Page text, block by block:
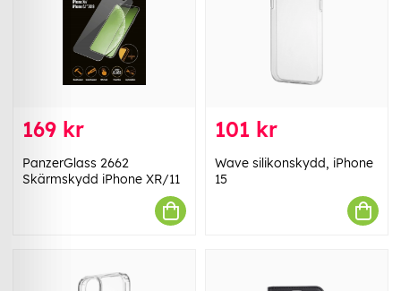
169 kr
PanzerGlass 2662
Skärmskydd iPhone XR/11
101 kr
Wave silikonskydd, iPhone
15